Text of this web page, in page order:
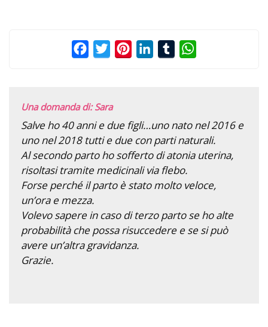
FacebookTwitterPinterestLinkedInTumblr
Una domanda di: Sara
Salve ho 40 anni e due figli…uno nato nel 2016 e
uno nel 2018 tutti e due con parti naturali.
Al secondo parto ho sofferto di atonia uterina,
risoltasi tramite medicinali via flebo.
Forse perché il parto è stato molto veloce,
un’ora e mezza.
Volevo sapere in caso di terzo parto se ho alte
probabilità che possa risuccedere e se si può
avere un’altra gravidanza.
Grazie.